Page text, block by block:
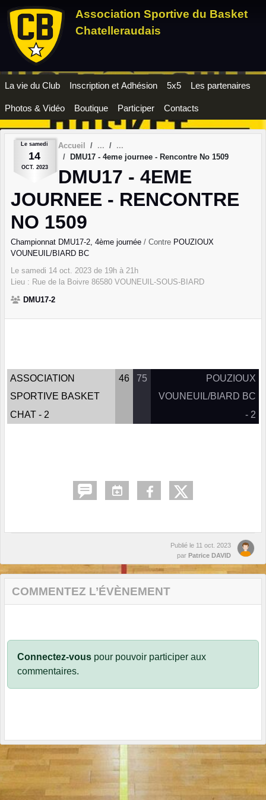
Association Sportive du Basket
Chatelleraudais
La vie du Club Inscription et Adhésion 5x5 Les partenaires
Photos & Vidéo Boutique Participer Contacts
Le samedi
14
OCT. 2023
Accueil
DMU17 - 4eme journee - Rencontre No 1509
DMU17 - 4EME
JOURNEE - RENCONTRE
NO 1509
Championnat DMU17-2, 4ème journée / Contre POUZIOUX
VOUNEUIL/BIARD BC
Le samedi 14 oct. 2023 de 19h à 21h
Lieu : Rue de la Boivre 86580 VOUNEUIL-SOUS-BIARD
DMU17-2
ASSOCIATION
SPORTIVE BASKET
CHAT - 2
46 75
POUZIOUX
VOUNEUIL/BIARD BC
- 2
Publié le 11 oct. 2023
par Patrice DAVID
COMMENTEZ L’ÉVÈNEMENT
Connectez-vous pour pouvoir participer aux
commentaires.
Panneau de gestion des cookies